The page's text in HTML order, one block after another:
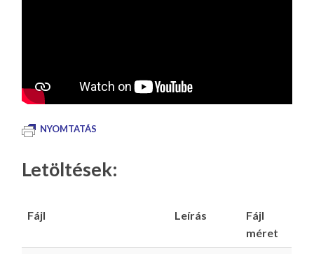
NYOMTATÁS
Letöltések:
Fájl Leírás
Fájl
méret